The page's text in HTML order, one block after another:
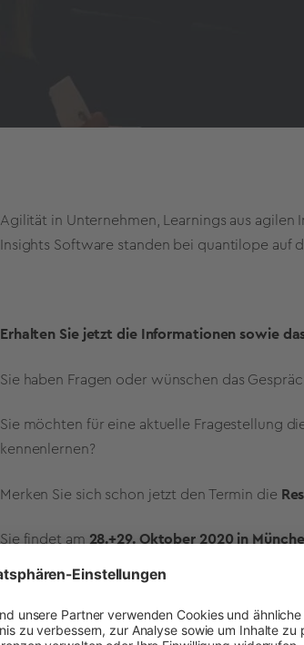
Agilität in Unternehmen, Learnings aus agilen
Insights Software standen bei quantilope auf
Erhalten Sie jetzt die Informationen sowie
Sie haben Fragen oder wünschen das
Sie möchten für eine aktuelle Fragestellung
kennenlernen?
Merken Sie sich schon jetzt den Termin die
Sie findet am 28.+29. Oktober 2020 in
Jetzt unseren Blog